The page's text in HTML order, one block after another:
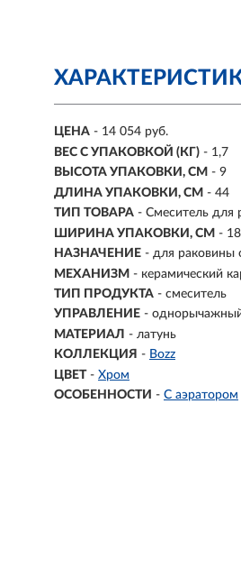
ЦЕНА - 14 054 руб.
ВЕС С УПАКОВКОЙ (КГ) - 1,7
ВЫСОТА УПАКОВКИ, СМ - 9
ДЛИНА УПАКОВКИ, СМ - 44
ТИП ТОВАРА - Смеситель для
ШИРИНА УПАКОВКИ, СМ - 18
НАЗНАЧЕНИЕ - для раковины
МЕХАНИЗМ - керамический
ТИП ПРОДУКТА - смеситель
УПРАВЛЕНИЕ -
МАТЕРИАЛ - латунь
КОЛЛЕКЦИЯ - Bozz
ЦВЕТ - Хром
ОСОБЕННОСТИ - С аэратором